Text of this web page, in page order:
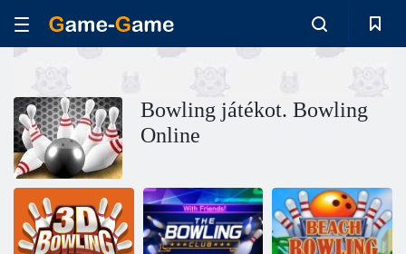
Bowling játékot. Bowling
Online